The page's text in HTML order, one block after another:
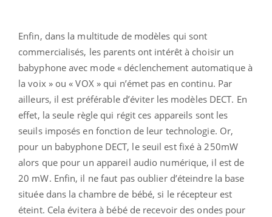
Enfin, dans la multitude de modèles qui sont
commercialisés, les parents ont intérêt à choisir un
babyphone avec mode « déclenchement automatique à
la voix » ou « VOX » qui n’émet pas en continu. Par
ailleurs, il est préférable d’éviter les modèles DECT. En
effet, la seule règle qui régit ces appareils sont les
seuils imposés en fonction de leur technologie. Or,
pour un babyphone DECT, le seuil est fixé à 250mW
alors que pour un appareil audio numérique, il est de
20 mW. Enfin, il ne faut pas oublier d’éteindre la base
située dans la chambre de bébé, si le récepteur est
éteint. Cela évitera à bébé de recevoir des ondes pour